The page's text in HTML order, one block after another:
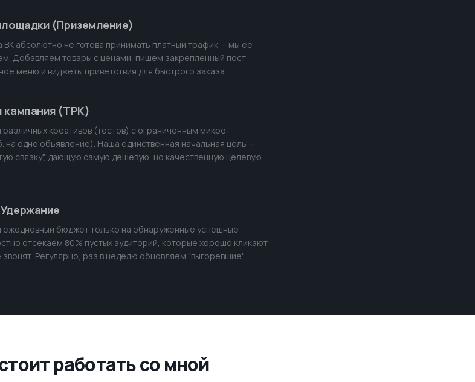
(Приземление)
ВК абсолютно не готова принимать платный трафик — мы ее
Добавляем товары с ценами, пишем закрепленный пост
меню и виджеты приветствия для быстрого заказа.
кампания (ТРК)
различных креативов (тестов) с ограниченным микро-
одно объявление). Наша единственная начальная цель —
связку", дающую самую дешевую, но качественную целевую
ежедневный бюджет только на обнаруженные успешные
отсекаем 80% пустых аудиторий, которые хорошо кликают
звонят. Регулярно, раз в неделю обновляем "выгоревшие"
работать со мной